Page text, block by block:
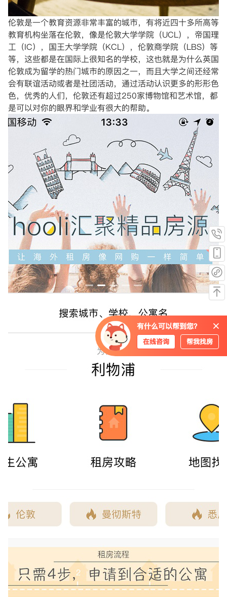
伦敦是一个教育资源非常丰富的城市，有将近四十多所高等
教育机构坐落在伦敦，像是伦敦大学学院（UCL），帝国理
工（IC），国王大学学院（KCL），伦敦商学院（LBS）等
等，这些都是在国际上很知名的学校，这也就是为什么英国
伦敦成为留学的热门城市的原因之一，而且大学之间还经常
会有联谊活动或者是社团活动，通过活动认识更多的形形色
色，优秀的人们，伦敦还有超过250家博物馆和艺术馆，都
是可以对你的眼界和学业有很大的帮助。
有什么可以帮到您？
在线咨询 帮我找房